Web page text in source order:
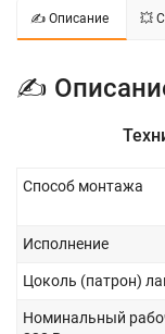
✍ Описание 💥
✍
Способ монтажа
Исполнение
Цоколь (патрон)
Номинальный